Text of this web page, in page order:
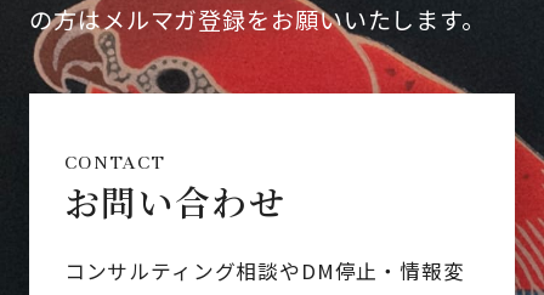
の方はメルマガ登録をお願いいたします。
CONTACT
お問い合わせ
コンサルティング相談やDM停止・情報変